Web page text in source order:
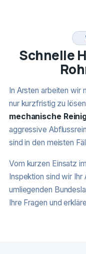
Schnelle
In Arsten arbeiten wir
nur kurzfristig zu
mechanische
aggressive
sind in den meisten
Vom kurzen Einsatz
Inspektion sind wir Ihr
umliegenden
Ihre Fragen und